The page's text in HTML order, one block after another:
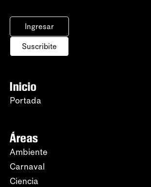
Ingresar
Suscribite
Inicio
Portada
Áreas
Ambiente
Carnaval
Ciencia